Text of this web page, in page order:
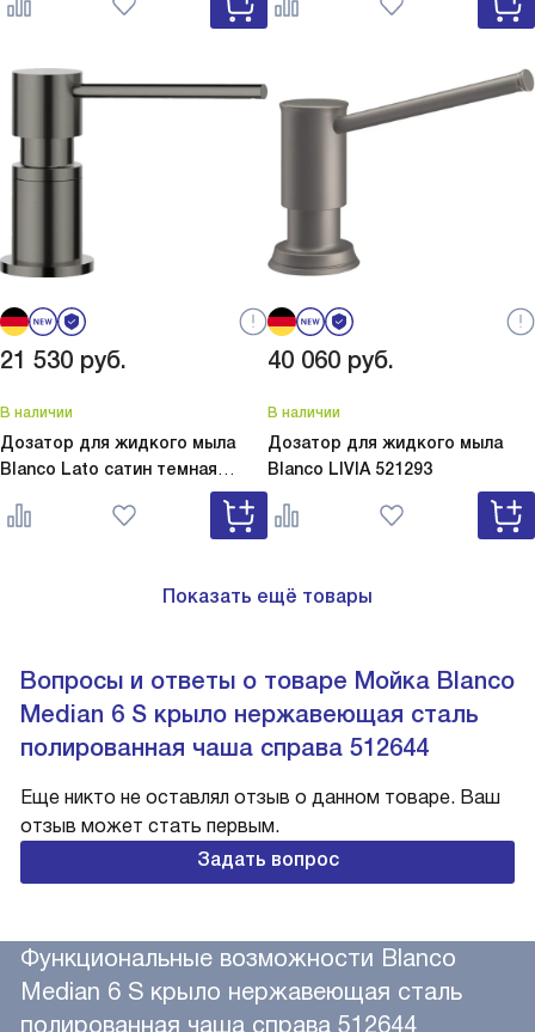
серый 526954
белый 526955
21 530 руб.
В наличии
Дозатор для жидкого мыла
Blanco Lato сатин темная
Lato сатин темная сталь
527743
40 060 руб.
В наличии
Дозатор для жидкого мыла
Blanco LIVIA 521293
Показать ещё товары
Вопросы и ответы о товаре Мойка Blanco
Median 6 S крыло нержавеющая сталь
полированная чаша справа 512644
Еще никто не оставлял отзыв о данном товаре. Ваш
отзыв может стать первым.
Задать вопрос
Функциональные возможности Blanco
Median 6 S крыло нержавеющая сталь
полированная чаша справа 512644